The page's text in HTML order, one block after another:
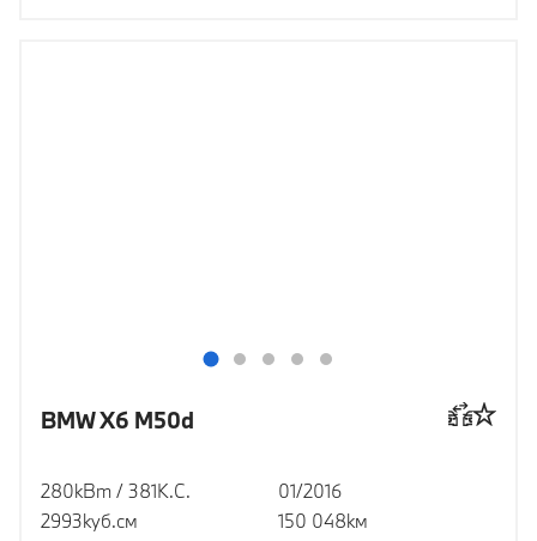
BMW X6 M50d
280кВт / 381К.С.
2993куб.cм
01/2016
150 048км